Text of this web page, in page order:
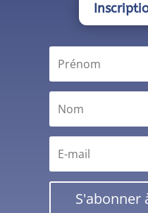
S'abonner